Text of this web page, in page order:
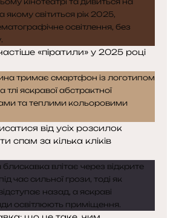
«піратили» у 2025 році
від усіх розсилок
спам за кілька кліків